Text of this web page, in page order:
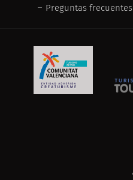
Preguntas frecuentes